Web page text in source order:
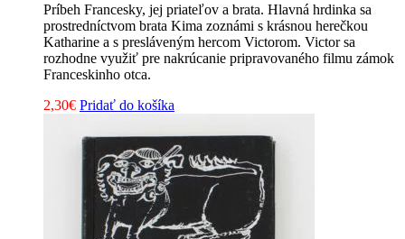
Príbeh Francesky, jej priateľov a brata. Hlavná hrdinka sa
prostredníctvom brata Kima zoznámi s krásnou herečkou
Katharine a s presláveným hercom Victorom. Victor sa
rozhodne využiť pre nakrúcanie pripravovaného filmu zámok
Franceskinho otca.
2,30€ Pridať do košíka